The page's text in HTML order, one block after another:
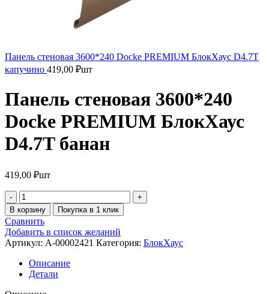
Панель стеновая 3600*240 Docke PREMIUM БлокХаус D4.7T
капучино 419,00 ₽шт
Панель стеновая 3600*240
Docke PREMIUM БлокХаус
D4.7T банан
419,00 ₽шт
В корзину Покупка в 1 клик
Сравнить
Добавить в список желаний
Артикул: A-00002421 Категория: БлокХаус
Описание
Детали